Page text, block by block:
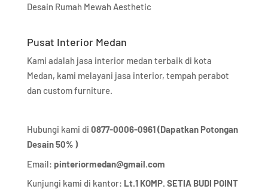
Desain Rumah Mewah Aesthetic
Pusat Interior Medan
Kami adalah jasa interior medan terbaik di kota
Medan, kami melayani jasa interior, tempah perabot
dan custom furniture.
Hubungi kami di 0877-0006-0961 (Dapatkan Potongan
Desain 50% )
Email: pinteriormedan@gmail.com
Kunjungi kami di kantor: Lt.1 KOMP. SETIA BUDI POINT